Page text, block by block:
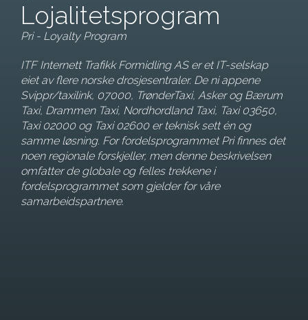
Lojalitetsprogram
Pri - Loyalty Program
ITF Internett Trafikk Formidling AS er et IT-selskap
eiet av flere norske drosjesentraler. De ni appene
Svippr/taxilink, 07000, TrønderTaxi, Asker og Bærum
Taxi, Drammen Taxi, Nordhordland Taxi, Taxi 03650,
Taxi 02000 og Taxi 02600 er teknisk sett én og
samme løsning. For fordelsprogrammet Pri finnes det
noen regionale forskjeller, men denne beskrivelsen
omfatter de globale og felles trekkene i
fordelsprogrammet som gjelder for våre
samarbeidspartnere.